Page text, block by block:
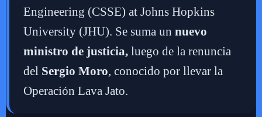
Engineering (CSSE) at Johns Hopkins
University (JHU). Se suma un nuevo
ministro de justicia, luego de la renuncia
del Sergio Moro, conocido por llevar la
Operación Lava Jato.